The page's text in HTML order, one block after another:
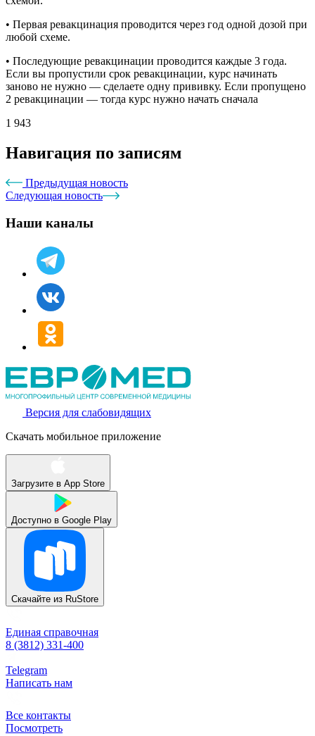
• Первая ревакцинация проводится через год одной дозой при
любой схеме.
• Последующие ревакцинации проводится каждые 3 года.
Если вы пропустили срок ревакцинации, курс начинать
заново не нужно — сделаете одну прививку. Если пропущено
2 ревакцинации — тогда курс нужно начать сначала
1 943
Навигация по записям
Предыдущая новость
Следующая новость
Наши каналы
Версия для слабовидящих
Скачать мобильное приложение
Загрузите в App Store
Доступно в Google Play
Скачайте из RuStore
Единая справочная
8 (3812) 331-400
Telegram
Написать нам
Все контакты
Посмотреть